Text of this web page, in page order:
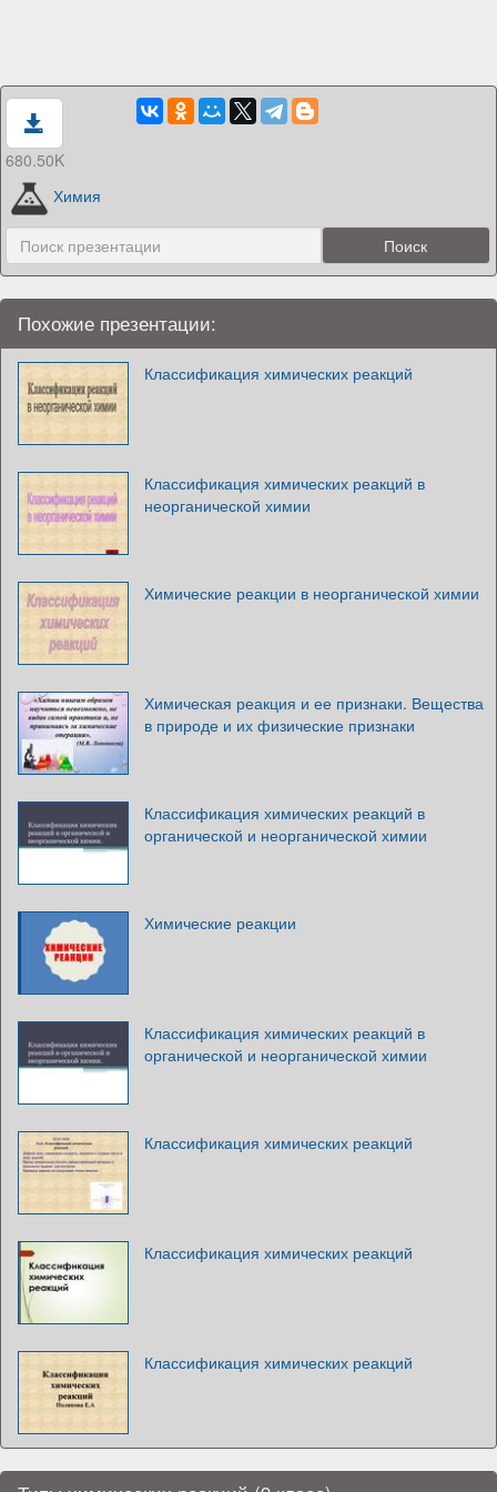
680.50K
Химия
Похожие презентации:
Классификация химических реакций
Классификация химических реакций в
неорганической химии
Химические реакции в неорганической химии
Химическая реакция и ее признаки. Вещества
в природе и их физические признаки
Классификация химических реакций в
органической и неорганической химии
Химические реакции
Классификация химических реакций в
органической и неорганической химии
Классификация химических реакций
Классификация химических реакций
Классификация химических реакций